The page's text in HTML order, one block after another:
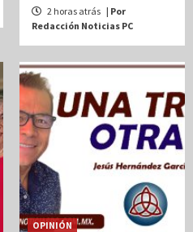
2 horas atrás | Por
Redacción Noticias PC
OPINIÓN